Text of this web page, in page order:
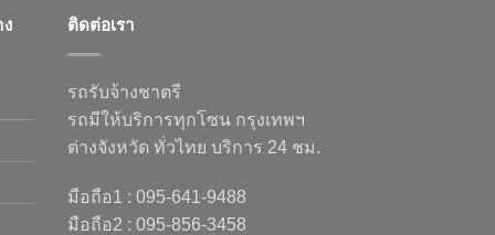
ติดต่อเรา
รถรับจ้างชาตรี
รถมีให้บริการทุกโซน กรุงเทพฯ
ต่างจังหวัด ทั่วไทย บริการ 24 ชม.
มือถือ1 : 095-641-9488
มือถือ2 : 095-856-3458